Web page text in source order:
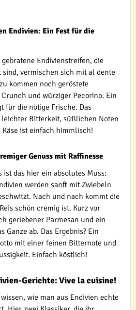
Endivien: Ein Fest für die
Endivienstreifen, die
vermischen sich mit al dente
kommen noch geröstete
und würziger Pecorino. Ein
für die nötige Frische. Das
leichter Bitterkeit, süßlichen Noten
ist einfach himmlisch!
Genuss mit Raffinesse
ist das hier ein absolutes Muss:
werden sanft mit Zwiebeln
Nach und nach kommt die
schön cremig ist. Kurz vor
geriebener Parmesan und ein
Ganze ab. Das Ergebnis? Ein
mit einer feinen Bitternote und
Einfach köstlich!
Gerichte: Vive la cuisine!
wie man aus Endivien echte